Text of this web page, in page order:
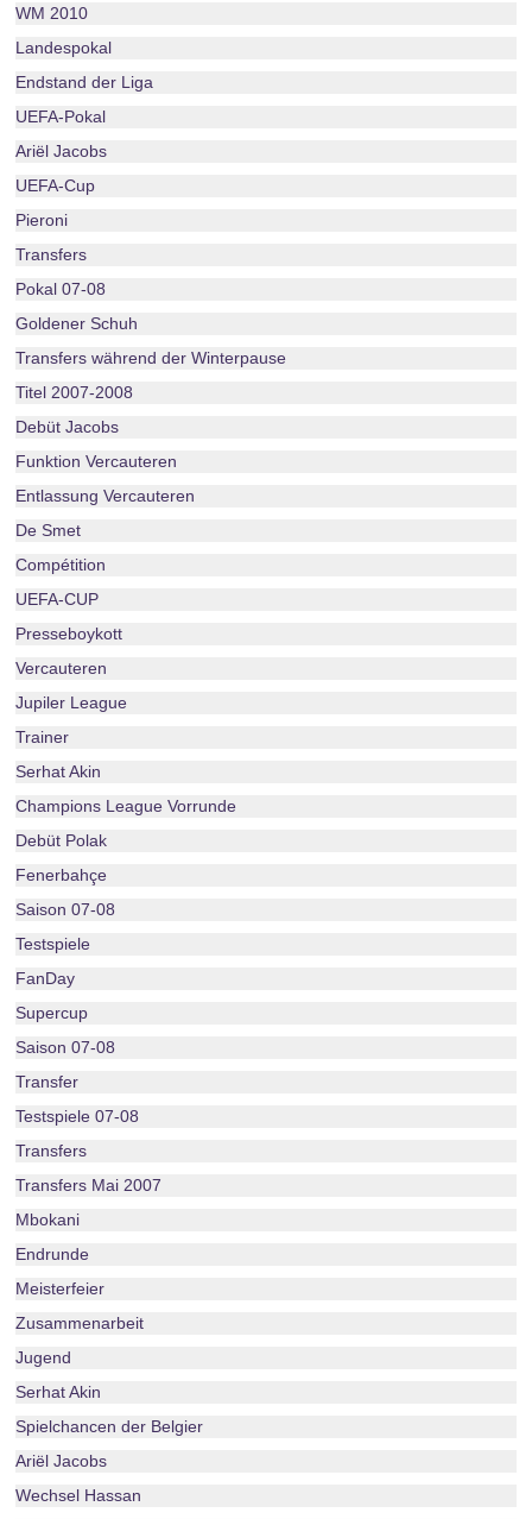
WM 2010
Landespokal
Endstand der Liga
UEFA-Pokal
Ariël Jacobs
UEFA-Cup
Pieroni
Transfers
Pokal 07-08
Goldener Schuh
Transfers während der Winterpause
Titel 2007-2008
Debüt Jacobs
Funktion Vercauteren
Entlassung Vercauteren
De Smet
Compétition
UEFA-CUP
Presseboykott
Vercauteren
Jupiler League
Trainer
Serhat Akin
Champions League Vorrunde
Debüt Polak
Fenerbahçe
Saison 07-08
Testspiele
FanDay
Supercup
Saison 07-08
Transfer
Testspiele 07-08
Transfers
Transfers Mai 2007
Mbokani
Endrunde
Meisterfeier
Zusammenarbeit
Jugend
Serhat Akin
Spielchancen der Belgier
Ariël Jacobs
Wechsel Hassan